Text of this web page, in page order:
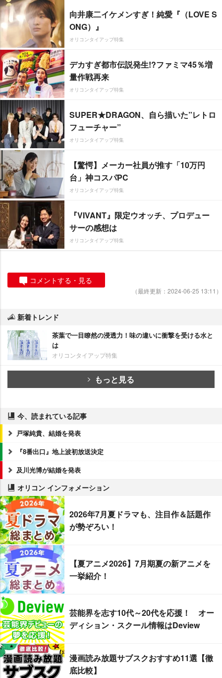
向井康二イケメンすぎ！純愛『（LOVE S
ONG）』
オリコンタイアップ特集
デカすぎ都市伝説発生!?ファミマ45％増
量作戦再来
オリコンタイアップ特集
SUPER★DRAGON、自ら描いた”レトロ
フューチャー”
オリコンタイアップ特集
【驚愕】メーカー社員が推す「10万円
台」神コスパPC
オリコンタイアップ特集
『VIVANT』限定ウオッチ、プロデュー
サーの感想は
オリコンタイアップ特集
コメントする・見る
（最終更新：2024-06-25 13:11）
新着トレンド
茶葉で一目瞭然の浸透力！味の違いに衝撃を受ける水と
は
オリコンタイアップ特集
もっと見る
今、読まれている記事
戸塚純貴、結婚を発表
『8番出口』地上波初放送決定
及川光博が結婚を発表
オリコン インフォメーション
2026年7月夏ドラマも、注目作＆話題作
が勢ぞろい！
【夏アニメ2026】7月期夏の新アニメを
一挙紹介！
芸能界を志す10代～20代を応援！ オー
ディション・スクール情報はDeview
漫画読み放題サブスクおすすめ11選【徹
底比較】